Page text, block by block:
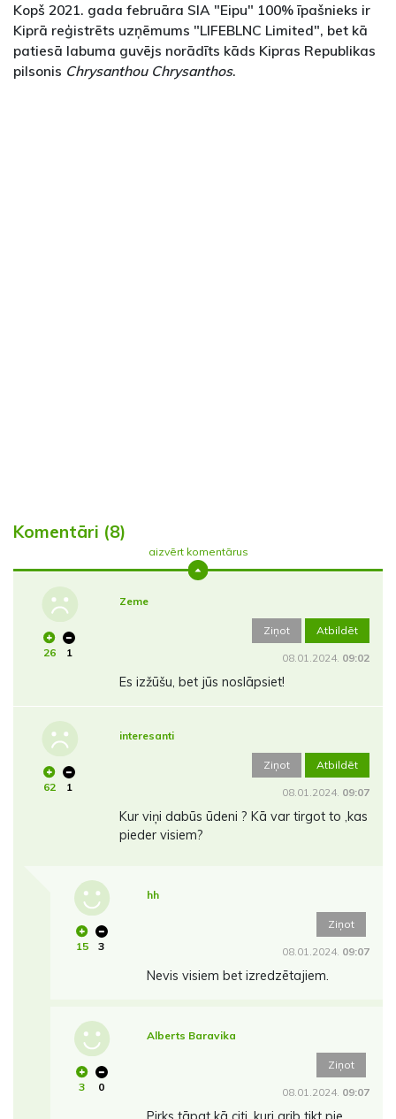
Kopš 2021. gada februāra SIA "Eipu" 100% īpašnieks ir
Kiprā reģistrēts uzņēmums "LIFEBLNC Limited", bet kā
patiesā labuma guvējs norādīts kāds Kipras Republikas
pilsonis Chrysanthou Chrysanthos.
Komentāri (8)
aizvērt komentārus
26 1
Zeme
Ziņot Atbildēt
08.01.2024. 09:02
Es izžūšu, bet jūs noslāpsiet!
62 1
interesanti
Ziņot Atbildēt
08.01.2024. 09:07
Kur viņi dabūs ūdeni ? Kā var tirgot to ,kas
pieder visiem?
15 3
hh
Ziņot
08.01.2024. 09:07
Nevis visiem bet izredzētajiem.
3 0
Alberts Baravika
Ziņot
08.01.2024. 09:07